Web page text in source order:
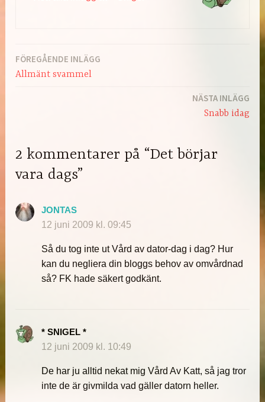
Inläggsnavigering
FÖREGÅENDE INLÄGG
Allmänt svammel
NÄSTA INLÄGG
Snabb idag
2 kommentarer på “Det börjar
vara dags”
JONTAS
12 juni 2009 kl. 09:45
Så du tog inte ut Vård av dator-dag i dag? Hur
kan du negliera din bloggs behov av omvårdnad
så? FK hade säkert godkänt.
* SNIGEL *
12 juni 2009 kl. 10:49
De har ju alltid nekat mig Vård Av Katt, så jag tror
inte de är givmilda vad gäller datorn heller.